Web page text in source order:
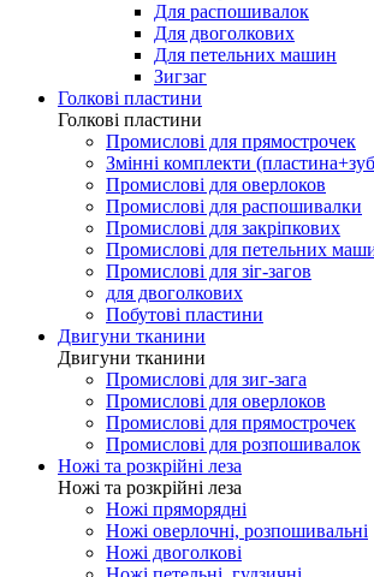
Для распошивалок
Для двоголкових
Для петельних машин
Зигзаг
Голкові пластини
Голкові пластини
Промислові для прямострочек
Змінні комплекти
Промислові для оверлоков
Промислові для распошивалки
Промислові для закріпкових
Промислові для петельних
Промислові для зіг-загов
для двоголкових
Побутові пластини
Двигуни тканини
Двигуни тканини
Промислові для зиг-зага
Промислові для оверлоков
Промислові для прямострочек
Промислові для розпошивалок
Ножі та розкрійні леза
Ножі та розкрійні леза
Ножі пряморядні
Ножі оверлочні, розпошивальні
Ножі двоголкові